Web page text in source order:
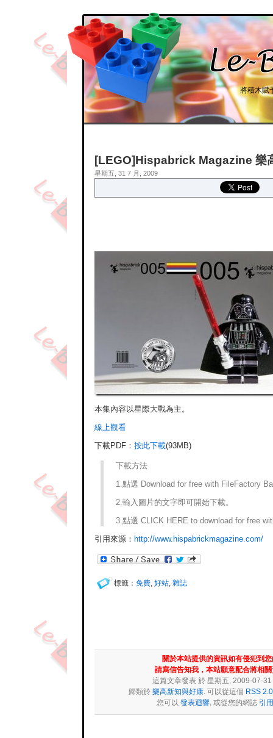
將積木賦
[LEGO]Hispabrick Magazine 樂
星期五, 31 7 月, 2009
本集內容以星際大戰為主。
線上觀看
下載PDF： 按此下載(93MB)
下載方法
1.點選 Download for free with FileFactory
2.輸入圖片的文字即可開始下載。
3.點選 CLICK HERE to download for free
引用來源： http://www.hispabrickmagazine.com/
標籤： 免費, 好站, 雜誌
關於本站提供的資訊如有侵犯到
請寫信告知我，本站願意配合將相
這篇文章發表 於 星期五, 2009-07-
歸類於 樂高新知與好康. 可以從這個 RSS 2.0
您可以 發表迴響, 或從您的網誌 引用